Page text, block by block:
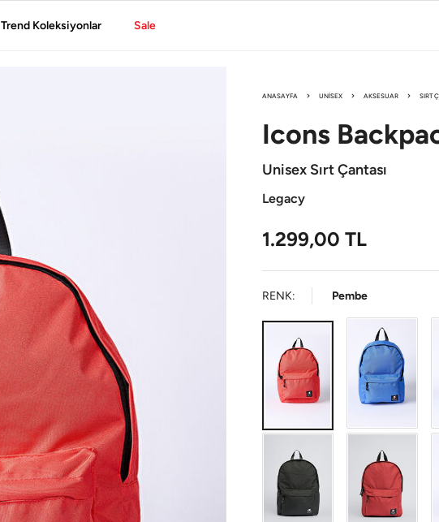
Trend Koleksiyonlar Sale
ANASAYFA UNISEX AKSESUAR SIRT
Icons
Unisex Sırt Çantası
Legacy
1.299,00 TL
RENK: Pembe